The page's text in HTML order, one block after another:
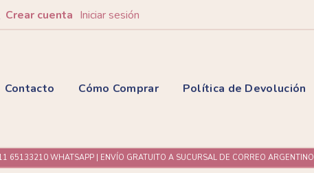
Crear cuenta Iniciar sesión
Contacto Cómo Comprar Política de Devolución
65133210 WHATSAPP | ENVÍO GRATUITO A SUCURSAL DE CORREO ARGENTINO